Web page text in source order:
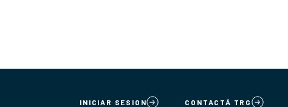
INICIAR SESION CONTACTÁ TRG